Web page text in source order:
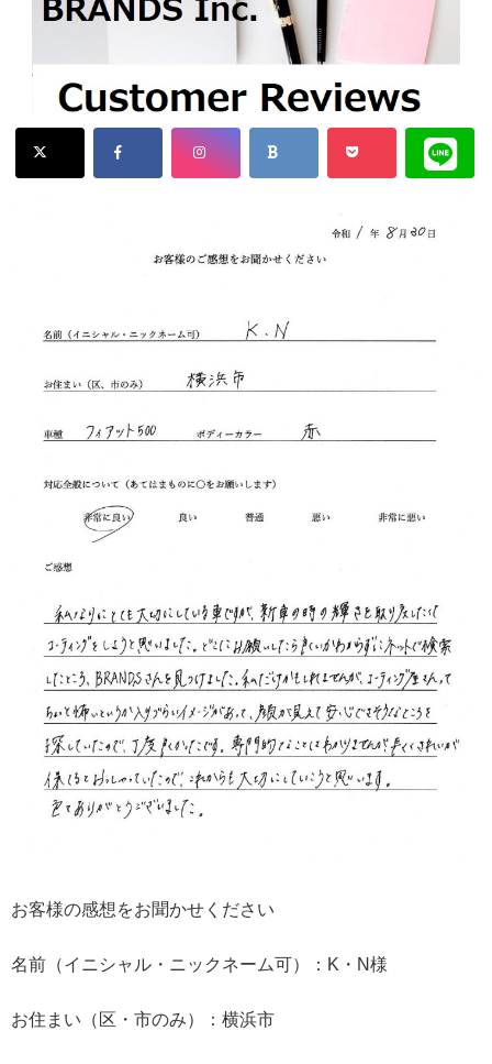
お客様の感想をお聞かせください
名前（イニシャル・ニックネーム可）：K・N様
お住まい（区・市のみ）：横浜市